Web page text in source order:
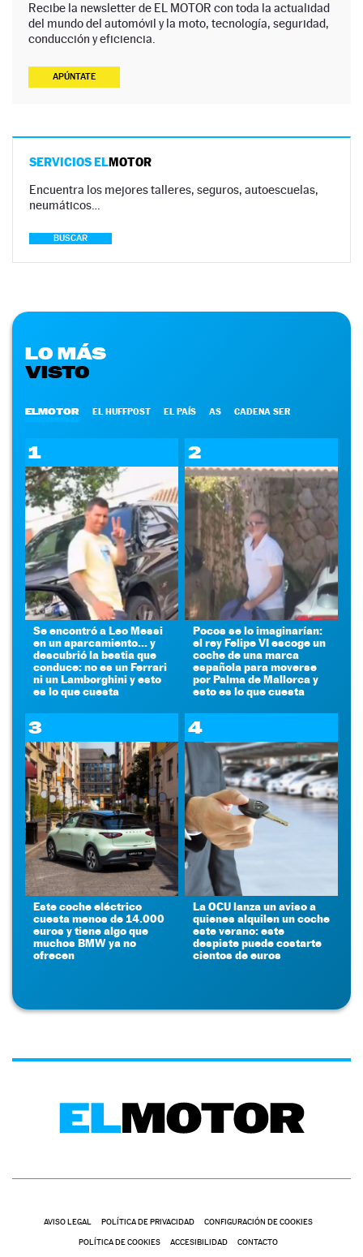
Recibe la newsletter de EL MOTOR con toda la actualidad
del mundo del automóvil y la moto, tecnología, seguridad,
conducción y eficiencia.
APÚNTATE
SERVICIOS ELMOTOR
Encuentra los mejores talleres, seguros, autoescuelas,
neumáticos…
BUSCAR
LO MÁS
VISTO
ELMOTOR EL HUFFPOST EL PAÍS AS CADENA SER
1
Se encontró a Leo Messi
en un aparcamiento... y
descubrió la bestia que
conduce: no es un Ferrari
ni un Lamborghini y esto
es lo que cuesta
2
Pocos se lo imaginarían:
el rey Felipe VI escoge un
coche de una marca
española para moverse
por Palma de Mallorca y
esto es lo que cuesta
3
Este coche eléctrico
cuesta menos de 14.000
euros y tiene algo que
muchos BMW ya no
ofrecen
4
La OCU lanza un aviso a
quienes alquilen un coche
este verano: este
despiste puede costarte
cientos de euros
AVISO LEGAL POLÍTICA DE PRIVACIDAD CONFIGURACIÓN DE COOKIES
POLÍTICA DE COOKIES ACCESIBILIDAD CONTACTO